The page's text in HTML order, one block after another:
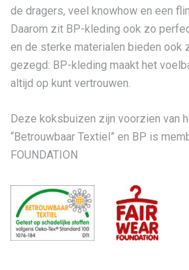
de dragers, veel knowhow en een
Daarom zit BP-kleding ook zo
en de sterke materialen bieden ook
gezegd: BP-kleding maakt het
altijd op kunt vertrouwen.
Deze koksbuizen zijn voorzien van
“Betrouwbaar Textiel” en BP is
FOUNDATION